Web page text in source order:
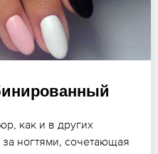
как и в других
за ногтями, сочетающая